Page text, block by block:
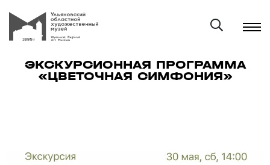
ЭКСКУРСИОННАЯ ПРОГРАММА
«ЦВЕТОЧНАЯ СИМФОНИЯ»